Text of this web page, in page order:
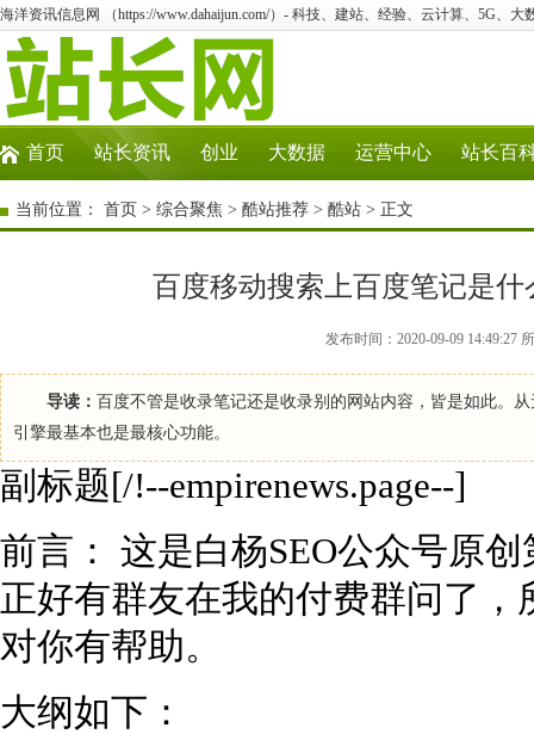
海洋资讯信息网 （https://www.dahaijun.com/）- 科技、建站、经验、云计算、5G、大
首页 站长资讯 创业 大数据 运营中心 站长百
当前位置： 首页 > 综合聚焦 > 酷站推荐 > 酷站 > 正文
百度移动搜索上百度笔记是
发布时间：2020-09-09 14:49:27
导读： 百度不管是收录笔记还是收录别的网站内容，皆是如此。
引擎最基本也是最核心功能。
副标题[/!--empirenews.page--]
前言： 这是白杨SEO公众号原
正好有群友在我的付费群问了
对你有帮助。
大纲如下：